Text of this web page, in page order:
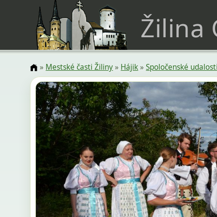
Žilina
» Mestské časti Žiliny» Hájik»Spoločenské